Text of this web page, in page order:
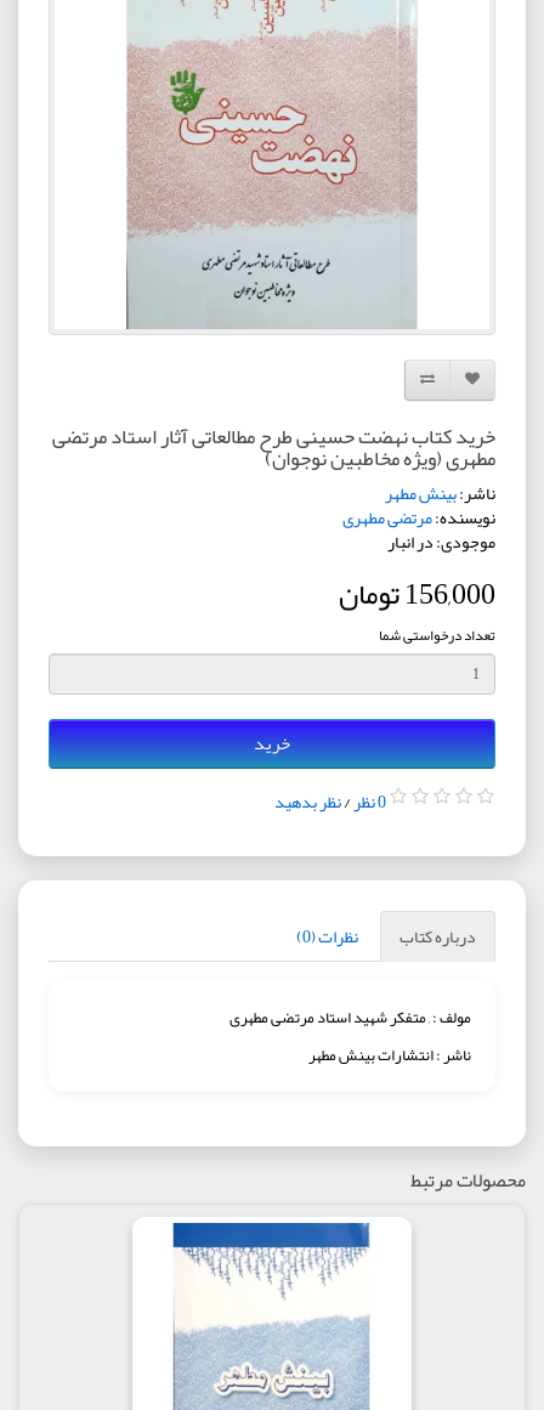
افزودن به لیست دلخواه
مقایسه این محصول
خرید کتاب نهضت حسینی طرح مطالعاتی آثار استاد مرتضی
مطهری (ویژه مخاطبین نوجوان)
ناشر:بینش مطهر
نویسنده:مرتضی مطهری
موجودی: در انبار
156,000 تومان
تعداد درخواستی شما
خرید
0 نظر /نظر بدهید
درباره کتاب نظرات (0)
مولف : , متفکر شهید استاد مرتضی مطهری
ناشر : انتشارات بینش مطهر
محصولات مرتبط